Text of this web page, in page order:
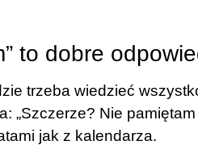
to dobre
trzeba wiedzieć
Nie
jak z kalendarza.